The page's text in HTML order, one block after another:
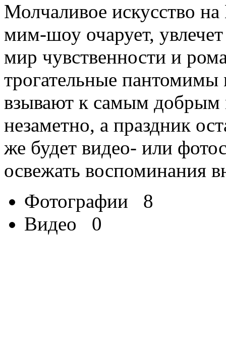
Молчаливое искусство
мим-шоу очарует,
мир чувственности и
трогательные
взывают к самым
незаметно, а праздник
же будет видео- или
освежать воспоминания
Фотографии 8
Видео 0